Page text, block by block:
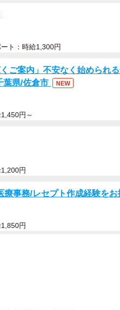
ウアウ号」と名付けられた（雲林寺提
ト：時給1,300円
ご案内」不安なく始められ
葉県/佐倉市
NEW
円～
円
療事務/レセプト作成経験をお
円